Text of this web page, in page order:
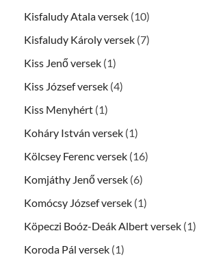
Kisfaludy Atala versek (10)
Kisfaludy Károly versek (7)
Kiss Jenő versek (1)
Kiss József versek (4)
Kiss Menyhért (1)
Koháry István versek (1)
Kölcsey Ferenc versek (16)
Komjáthy Jenő versek (6)
Komócsy József versek (1)
Köpeczi Boóz-Deák Albert versek (1)
Koroda Pál versek (1)